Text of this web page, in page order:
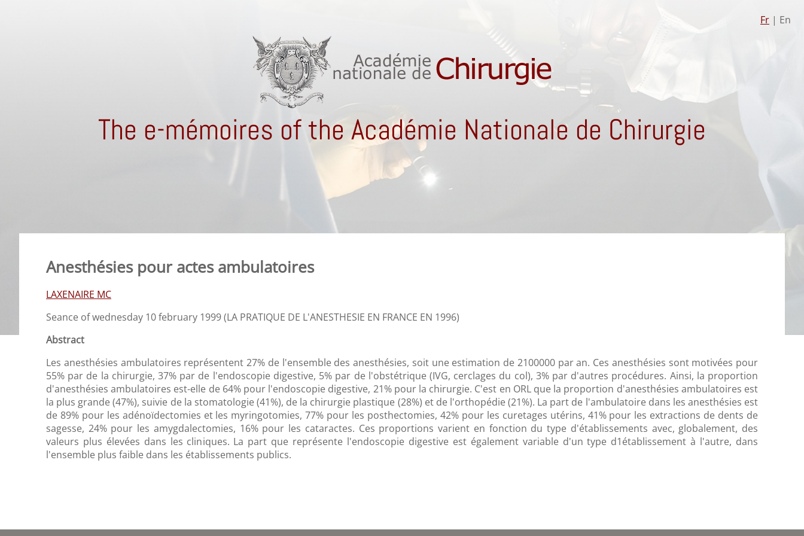
Fr | En
The e-mémoires of the Académie Nationale de Chirurgie
Anesthésies pour actes ambulatoires
LAXENAIRE MC
Seance of wednesday 10 february 1999 (LA PRATIQUE DE L'ANESTHESIE EN FRANCE EN 1996)
Abstract
Les anesthésies ambulatoires représentent 27% de l'ensemble des anesthésies, soit une estimation de 2100000 par an. Ces anesthésies sont motivées pour
55% par de la chirurgie, 37% par de l'endoscopie digestive, 5% par de l'obstétrique (IVG, cerclages du col), 3% par d'autres procédures. Ainsi, la proportion
d'anesthésies ambulatoires est-elle de 64% pour l'endoscopie digestive, 21% pour la chirurgie. C'est en ORL que la proportion d'anesthésies ambulatoires est
la plus grande (47%), suivie de la stomatologie (41%), de la chirurgie plastique (28%) et de l'orthopédie (21%). La part de l'ambulatoire dans les anesthésies est
de 89% pour les adénoïdectomies et les myringotomies, 77% pour les posthectomies, 42% pour les curetages utérins, 41% pour les extractions de dents de
sagesse, 24% pour les amygdalectomies, 16% pour les cataractes. Ces proportions varient en fonction du type d'établissements avec, globalement, des
valeurs plus élevées dans les cliniques. La part que représente l'endoscopie digestive est également variable d'un type d1établissement à l'autre, dans
l'ensemble plus faible dans les établissements publics.